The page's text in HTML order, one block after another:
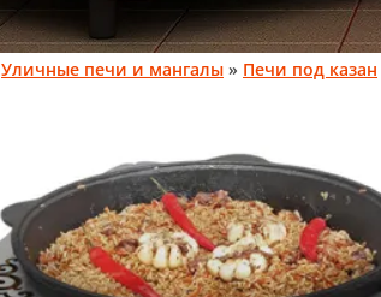
Уличные печи и мангалы » Печи под казан